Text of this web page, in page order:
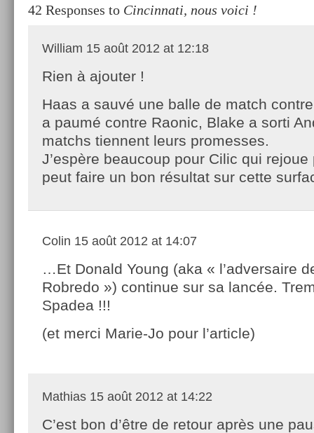
42 Responses to Cincinnati, nous voici !
William 15 août 2012 at 12:18
Rien à ajouter !
Haas a sauvé une balle de match
a paumé contre Raonic, Blake a sorti
matchs tiennent leurs promesses.
J’espère beaucoup pour Cilic qui
peut faire un bon résultat sur cette
Colin 15 août 2012 at 14:07
…Et Donald Young (aka « l’adversaire
Robredo ») continue sur sa lancée.
Spadea !!!
(et merci Marie-Jo pour l’article)
Mathias 15 août 2012 at 14:22
C’est bon d’être de retour après une